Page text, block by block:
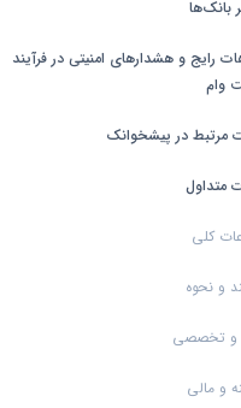
بانک‌ها
رایج و هشدارهای امنیتی در فرآیند
وام
مرتبط در پیشخوانک
متداول
کلی
و نحوه
و تخصصی
و مالی